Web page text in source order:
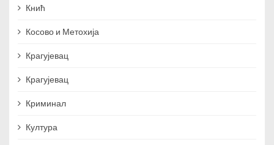
Кнић
Косово и Метохија
Крагујевац
Крагујевац
Криминал
Култура